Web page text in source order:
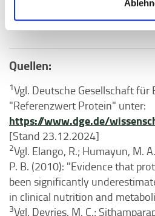
Quellen:
1Vgl. Deutsche Gesellschaft für
"Referenzwert Protein" unter:
https://www.dge.de/
[Stand 23.12.2024]
2Vgl. Elango, R.; Humayun, M.
P. B. (2010): "Evidence that
been significantly
in clinical nutrition and
3Vgl. Devries, M. C.;